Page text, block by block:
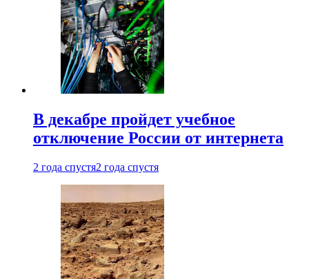
В декабре пройдет учебное
отключение России от интернета
2 года спустя2 года спустя